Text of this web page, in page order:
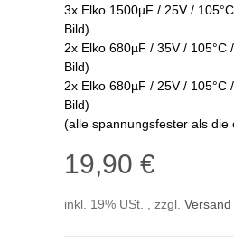
3x Elko 1500µF / 25V /
Bild)
2x Elko 680µF / 35V /
Bild)
2x Elko 680µF / 25V /
Bild)
(alle spannungsfester als die
19,90 €
inkl. 19% USt. , zzgl. Versand